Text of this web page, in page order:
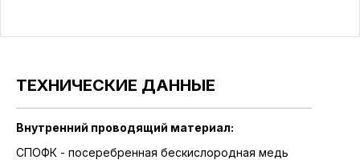
ТЕХНИЧЕСКИЕ ДАННЫЕ
Внутренний проводящий материал:
СПОФК - посеребренная бескислородная медь